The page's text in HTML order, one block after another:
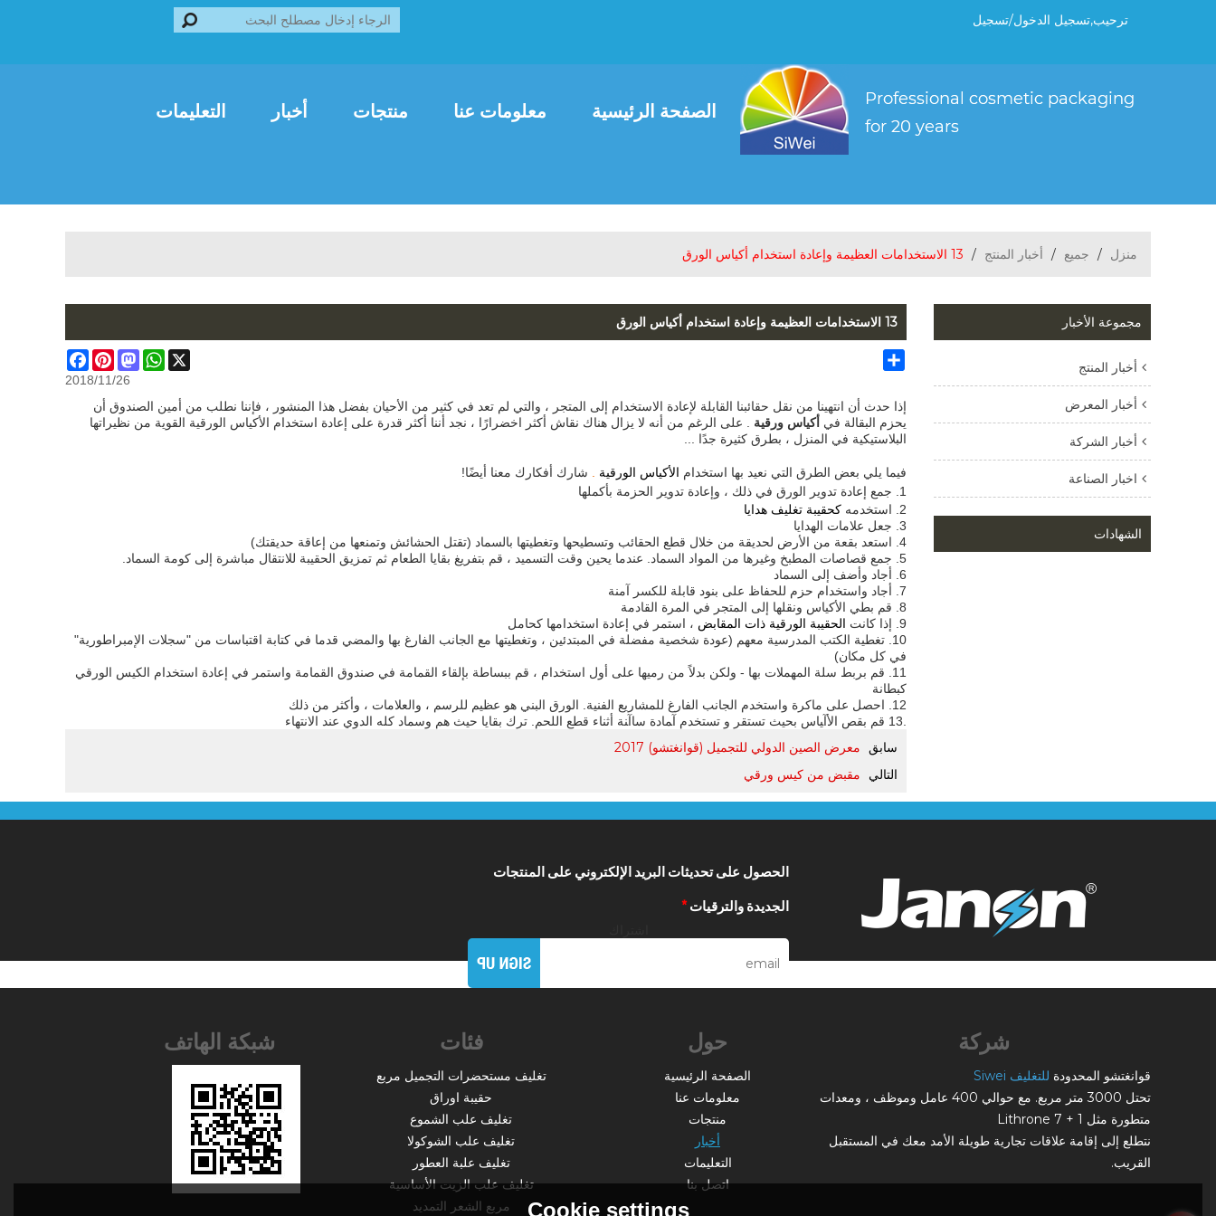
ترحيب,تسجيل الدخول/تسجيل
الصفحة الرئيسية معلومات عنا منتجات أخبار التعليمات
اتصل بنا
منزل / جميع / أخبار المنتج / 13 الاستخدامات العظيمة وإعادة استخدام أكياس الورق
مجموعة الأخبار
أخبار المنتج
أخبار المعرض
أخبار الشركة
اخبار الصناعة
الشهادات
13 الاستخدامات العظيمة وإعادة استخدام أكياس الورق
Share
FacebookPinterest
Mastodon
WhatsApp X
2018/11/26
إذا حدث أن انتهينا من نقل حقائبنا القابلة لإعادة الاستخدام إلى المتجر ، والتي لم تعد في كثير من الأحيان بفضل هذا المنشور ، فإننا نطلب من أمين الصندوق أن
يحزم البقالة في أكياس ورقية . على الرغم من أنه لا يزال هناك نقاش أكثر اخضرارًا ، نجد أننا أكثر قدرة على إعادة استخدام الأكياس الورقية القوية من نظيراتها
البلاستيكية في المنزل ، بطرق كثيرة جدًا ...
فيما يلي بعض الطرق التي نعيد بها استخدام الأكياس الورقية
شارك أفكارك معنا أيضًا!
1. جمع إعادة تدوير الورق في ذلك ، وإعادة تدوير الحزمة بأكملها
2. استخدمه
كحقيبة تغليف هدايا
3. جعل علامات الهدايا
4. استعد بقعة من الأرض لحديقة من خلال قطع الحقائب وتسطيحها وتغطيتها بالسماد (تقتل الحشائش وتمنعها من إعاقة حديقتك)
5. جمع قصاصات المطبخ وغيرها من المواد السماد. عندما يحين وقت التسميد ، قم بتفريغ بقايا الطعام ثم تمزيق الحقيبة للانتقال مباشرة إلى كومة السماد.
6. أجاد وأضف إلى السماد
7. أجاد واستخدام حزم للحفاظ على بنود قابلة للكسر آمنة
8. قم بطي الأكياس ونقلها إلى المتجر في المرة القادمة
9. إذا كانت
الحقيبة الورقية ذات المقابض ، استمر في إعادة استخدامها كحامل
10. تغطية الكتب المدرسية معهم (عودة شخصية مفضلة في المبتدئين ، وتغطيتها مع الجانب الفارغ بها والمضي قدما في كتابة اقتباسات من "سجلات الإمبراطورية"
في كل مكان)
11. قم بربط سلة المهملات بها - ولكن بدلاً من رميها على أول استخدام ، قم ببساطة بإلقاء القمامة في صندوق القمامة واستمر في إعادة استخدام الكيس الورقي
كبطانة
12. احصل على ماكرة واستخدم الجانب الفارغ للمشاريع الفنية. الورق البني هو عظيم للرسم ، والعلامات ، وأكثر من ذلك
سابق معرض الصين الدولي للتجميل (قوانغتشو) 2017
التالي
مقبض من كيس ورقي
الحصول على تحديثات البريد الإلكتروني على المنتجات
الجديدة والترقيات*
شركة
قوانغتشو المحدودة للتغليف Siwei
تحتل 3000 متر مربع. مع حوالي 400 عامل وموظف ، ومعدات
متطورة مثل Lithrone 7 + 1
نتطلع إلى إقامة علاقات تجارية طويلة الأمد معك في المستقبل
القريب.
حول
الصفحة الرئيسية
معلومات عنا
منتجات
أخبار
التعليمات
اتصل بنا
فئات
تغليف مستحضرات التجميل مربع
حقيبة اوراق
تغليف علب الشموع
تغليف علب الشوكولا
تغليف علبة العطور
تغليف علب الزيت الأساسية
مربع الشعر التمديد
شبكة الهاتف
Cookie settings